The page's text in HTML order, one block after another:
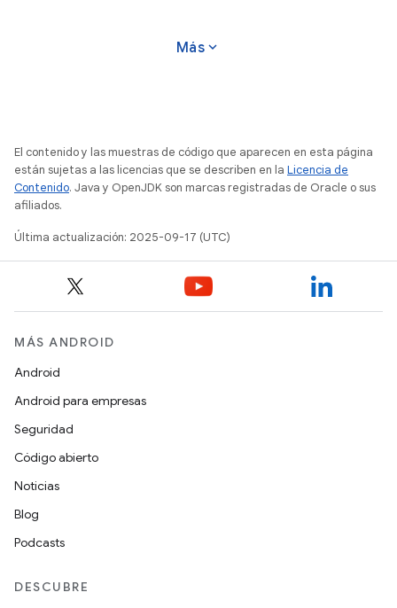
Más expand_more
El contenido y las muestras de código que aparecen en esta página
están sujetas a las licencias que se describen en la Licencia de
Contenido. Java y OpenJDK son marcas registradas de Oracle o sus
afiliados.
Última actualización: 2025-09-17 (UTC)
MÁS ANDROID
Android
Android para empresas
Seguridad
Código abierto
Noticias
Blog
Podcasts
DESCUBRE